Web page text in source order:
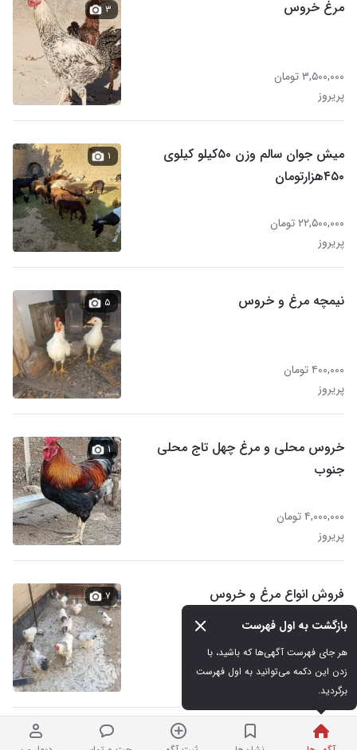
بازگشت به اول فهرست
برگردید.
مرغ خروس
۳,۵۰۰,۰۰۰ تومان
پریروز
۳
میش جوان سالم وزن ۵۰کیلو کیلوی
۴۵۰هزارتومان
۲۲,۵۰۰,۰۰۰ تومان
پریروز
۱
نیمچه مرغ و خروس
۴۰۰,۰۰۰ تومان
پریروز
۵
خروس محلی و مرغ چهل تاج محلی
جنوب
۴,۰۰۰,۰۰۰ تومان
پریروز
۱
فروش انواع مرغ و خروس
۸۰۰,۰۰۰ تومان
پریروز
۷
بوقلمون ۲۰روزه تا ۳۰ روزه